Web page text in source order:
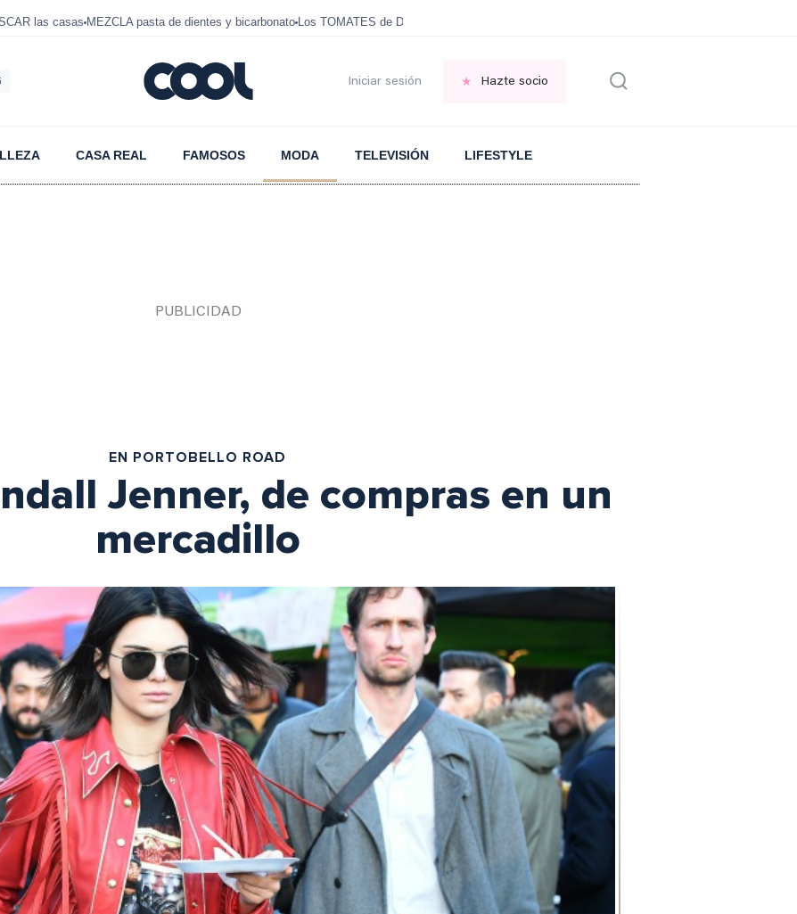
las casas MEZCLA pasta de dientes y bicarbonato Los TOMATES de Dani García
Iniciar sesión Hazte socio
CASA REAL FAMOSOS MODA TELEVISIÓN LIFESTYLE
EN PORTOBELLO ROAD
Jenner, de compras en un
mercadillo